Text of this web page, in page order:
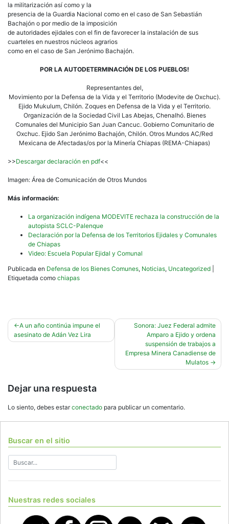
la militarización así como y la
presencia de la Guardia Nacional como en el caso de San Sebastián
Bachajón o por medio de la imposición
de autoridades ejidales con el fin de favorecer la instalación de sus
cuarteles en nuestros núcleos agrarios
como en el caso de San Jerónimo Bachajón.
POR LA AUTODETERMINACIÓN DE LOS PUEBLOS!
Representantes del,
Movimiento por la Defensa de la Vida y el Territorio (Modevite de Oxchuc).
Ejido Mukulum, Chilón. Zoques en Defensa de la Vida y el Territorio.
Organización de la Sociedad Civil Las Abejas, Chenalhó. Bienes
Comunales del Municipio San Juan Cancuc. Gobierno Comunitario de
Oxchuc. Ejido San Jerónimo Bachajón, Chilón. Otros Mundos AC/Red
Mexicana de Afectadas/os por la Minería Chiapas (REMA-Chiapas)
>>Descargar declaración en pdf<<
Imagen: Área de Comunicación de Otros Mundos
Más información:
La organización indígena MODEVITE rechaza la construcción de la
autopista SCLC-Palenque
Declaración por la Defensa de los Territorios Ejidales y Comunales
de Chiapas
Video: Escuela Popular Ejidal y Comunal
Publicada en Defensa de los Bienes Comunes, Noticias, Uncategorized
Etiquetada como chiapas
Navegación
de
A un año continúa impune el
asesinato de Adán Vez Lira
Sonora: Juez Federal admite
Amparo a Ejido y ordena
suspensión de trabajos a
Empresa Minera Canadiense de
Mulatos
Dejar una respuesta
Lo siento, debes estarconectado para publicar un comentario.
Buscar en el sitio
Nuestras redes sociales